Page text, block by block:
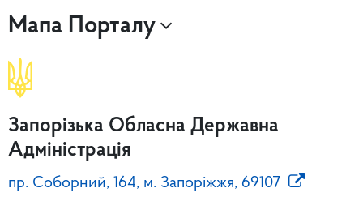
Мапа Порталу
Запорізька Обласна Державна
Адміністрація
пр. Соборний, 164, м. Запоріжжя, 69107